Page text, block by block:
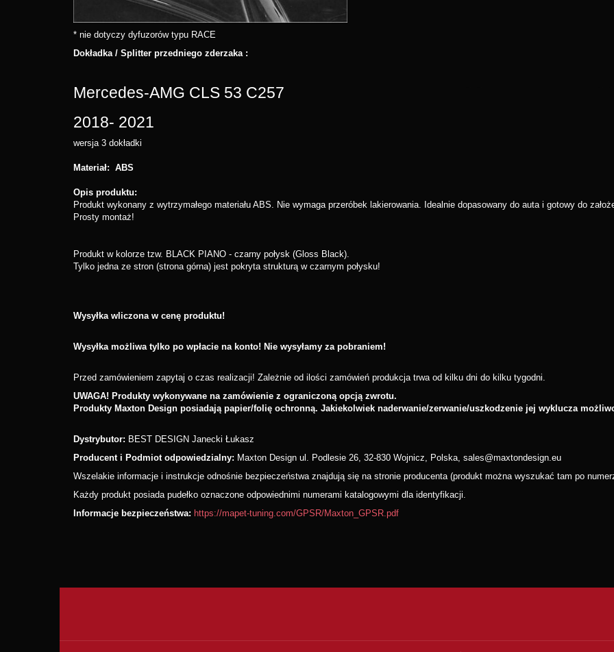
* nie dotyczy dyfuzorów typu RACE
Dokładka / Splitter przedniego zderzaka :
Mercedes-AMG CLS 53 C257
2018- 2021
wersja 3 dokładki
Materiał: ABS
Opis produktu:
Produkt wykonany z wytrzymałego materiału ABS. Nie wymaga przeróbek lakierowania. Idealnie dopasowany do auta i gotowy do
Prosty montaż!
Produkt w kolorze tzw. BLACK PIANO - czarny połysk (Gloss Black).
Tylko jedna ze stron (strona górna) jest pokryta strukturą w czarnym połysku!
Wysyłka wliczona w cenę produktu!
Wysyłka możliwa tylko po wpłacie na konto! Nie wysyłamy za pobraniem!
Przed zamówieniem zapytaj o czas realizacji! Zależnie od ilości zamówień produkcja trwa od kilku dni do kilku tygodni.
UWAGA! Produkty wykonywane na zamówienie z ograniczoną opcją zwrotu.
Produkty Maxton Design posiadają papier/folię ochronną. Jakiekolwiek naderwanie/zerwanie/uszkodzenie jej wyklucza
Dystrybutor: BEST DESIGN Janecki Łukasz
Producent i Podmiot odpowiedzialny: Maxton Design ul. Podlesie 26, 32-830 Wojnicz, Polska, sales@maxtondesign.eu
Wszelakie informacje i instrukcje odnośnie bezpieczeństwa znajdują się na stronie producenta (produkt można wyszukać tam po
Każdy produkt posiada pudełko oznaczone odpowiednimi numerami katalogowymi dla identyfikacji.
Informacje bezpieczeństwa: https://mapet-tuning.com/GPSR/Maxton_GPSR.pdf